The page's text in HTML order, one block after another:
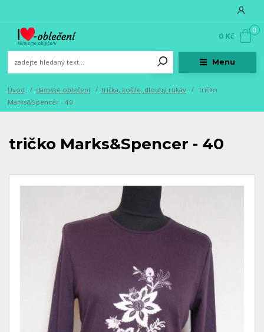
Menu
0
0 Kč
Úvod dámské oblečení trička, košile, dlouhý rukáv
tričko
Marks&Spencer - 40
tričko Marks&Spencer - 40